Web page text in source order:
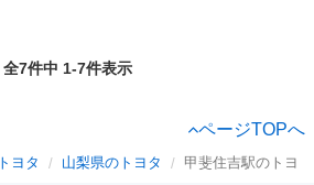
全7件中 1-7件表示
ページTOPへ
トヨタ 山梨県のトヨタ 甲斐住吉駅のトヨタ